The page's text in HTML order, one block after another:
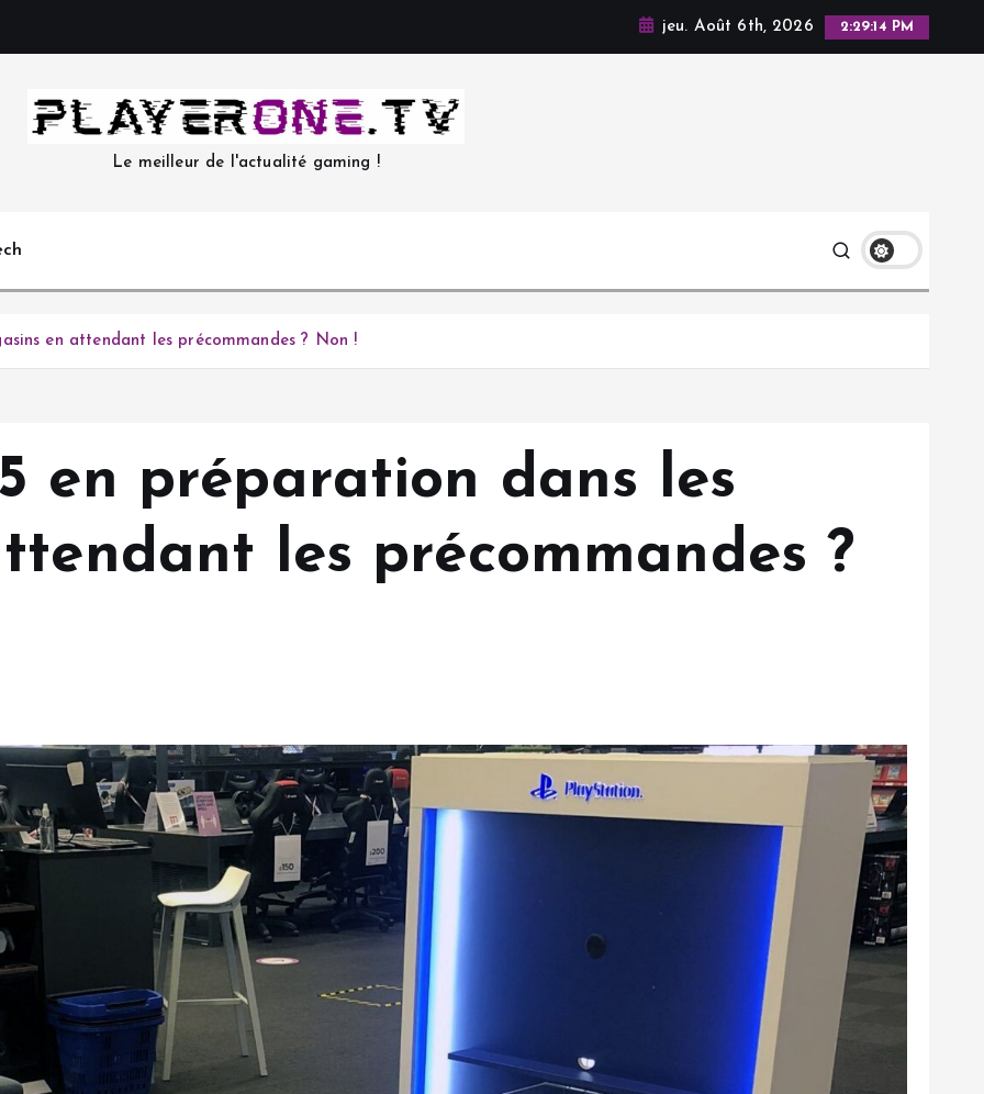
jeu. Août 6th, 2026 2:29:15 PM
Le meilleur de l'actualité gaming !
en attendant les précommandes ? Non !
en préparation dans les
les précommandes ?